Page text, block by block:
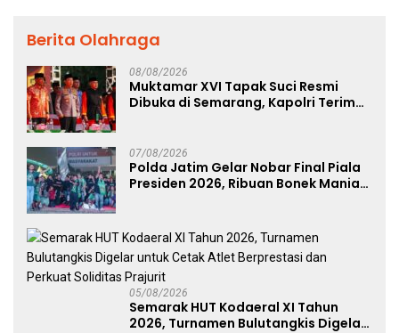
Berita Olahraga
08/08/2026
Muktamar XVI Tapak Suci Resmi
Dibuka di Semarang, Kapolri Terima
07/08/2026
Polda Jatim Gelar Nobar Final Piala
Presiden 2026, Ribuan Bonek Mania
05/08/2026
Semarak HUT Kodaeral XI Tahun
2026, Turnamen Bulutangkis Digelar